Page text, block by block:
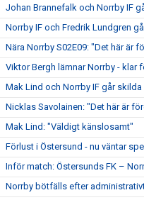
Johan Brannefalk och Norrby IF
Norrby IF och Fredrik Lundgren
Nära Norrby S02E09: "Det här är
Viktor Bergh lämnar Norrby - klar
Mak Lind och Norrby IF går skilda
Nicklas Savolainen: "Det här är
Mak Lind: "Väldigt känslosamt"
Förlust i Östersund - nu väntar
Inför match: Östersunds FK –
Norrby bötfälls efter